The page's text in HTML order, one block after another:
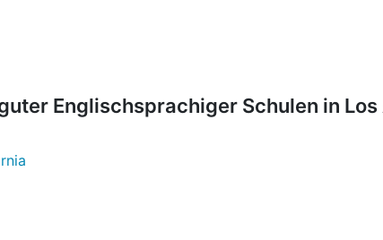
Englischsprachiger Schulen in